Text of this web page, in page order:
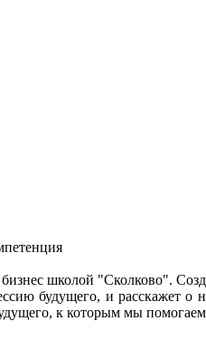
школой "Сколково".
будущего, и расскажет о
к которым мы помогаем